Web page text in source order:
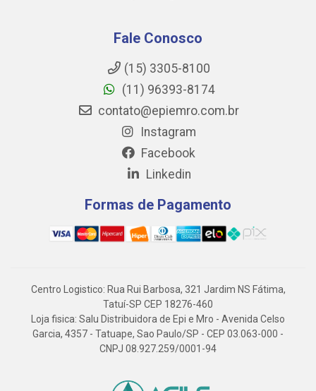
Fale Conosco
(15) 3305-8100
(11) 96393-8174
contato@epiemro.com.br
Instagram
Facebook
Linkedin
Formas de Pagamento
Centro Logistico: Rua Rui Barbosa, 321 Jardim NS Fátima,
Tatuí-SP CEP 18276-460
Loja fisica: Salu Distribuidora de Epi e Mro - Avenida Celso
Garcia, 4357 - Tatuape, Sao Paulo/SP - CEP 03.063-000 -
CNPJ 08.927.259/0001-94